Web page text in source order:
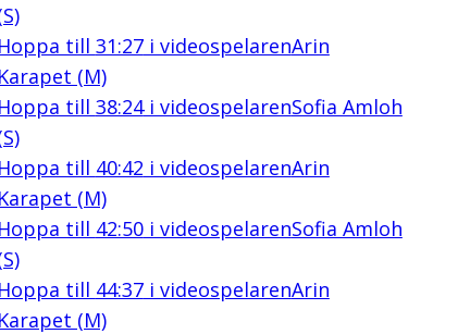
Hoppa till 31:27i videospelarenArin
Karapet (M)
Hoppa till 38:24i videospelarenSofia Amloh
Hoppa till 40:42 i videospelarenArin
Karapet (M)
Hoppa till 42:50i videospelarenSofia Amloh
Hoppa till 44:37i videospelarenArin
Karapet (M)